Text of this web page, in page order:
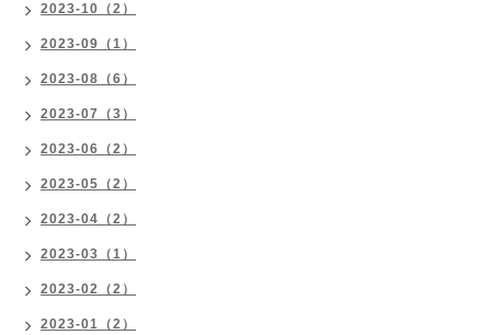
2023-10（2）
2023-09（1）
2023-08（6）
2023-07（3）
2023-06（2）
2023-05（2）
2023-04（2）
2023-03（1）
2023-02（2）
2023-01（2）